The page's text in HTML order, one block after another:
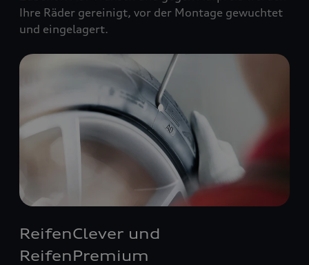
Ihre Räder gereinigt, vor der Montage gewuchtet
und eingelagert.
ReifenClever und
ReifenPremium